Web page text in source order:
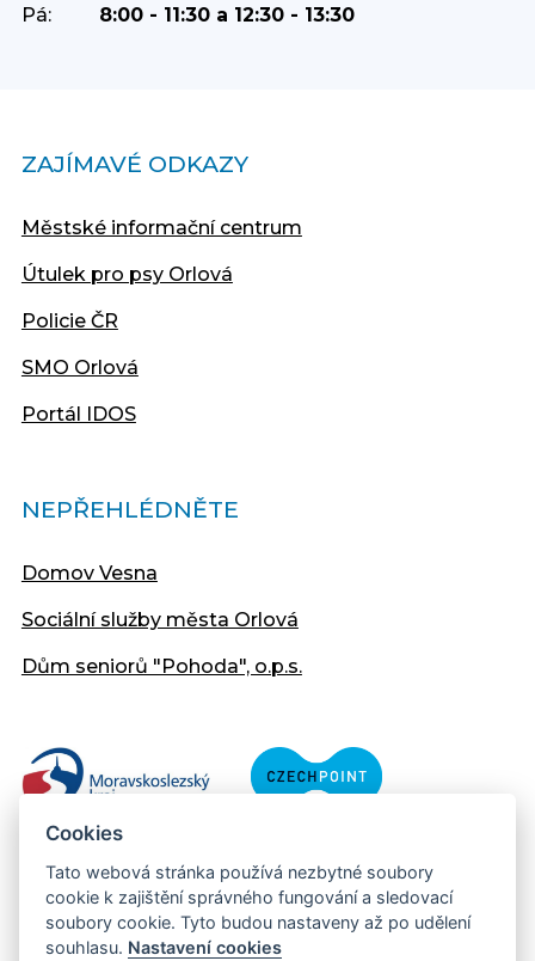
Pá:
8:00 - 11:30 a 12:30 - 13:30
ZAJÍMAVÉ ODKAZY
Městské informační centrum
Útulek pro psy Orlová
Policie ČR
SMO Orlová
Portál IDOS
NEPŘEHLÉDNĚTE
Domov Vesna
Sociální služby města Orlová
Dům seniorů "Pohoda", o.p.s.
Copyright © 2013 - 2026 Městský úřad Orlová
Cookies
Tato webová stránka používá nezbytné soubory
cookie k zajištění správného fungování a sledovací
soubory cookie. Tyto budou nastaveny až po udělení
souhlasu. Nastavení cookies